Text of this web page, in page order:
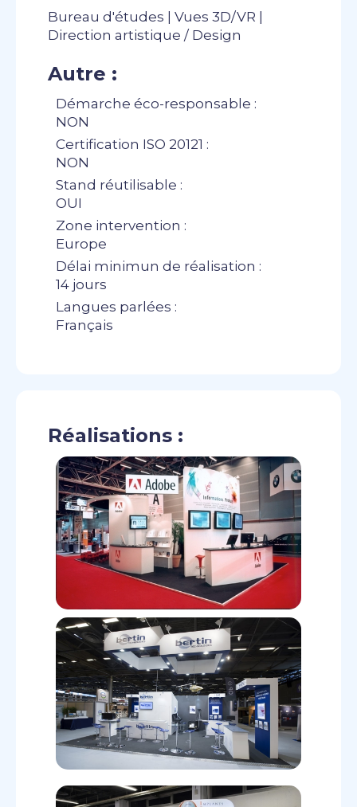
Bureau d'études | Vues 3D/VR |
Direction artistique / Design
Autre :
Démarche éco-responsable :
NON
Certification ISO 20121 :
NON
Stand réutilisable :
OUI
Zone intervention :
Europe
Délai minimun de réalisation :
14 jours
Langues parlées :
Français
Réalisations :